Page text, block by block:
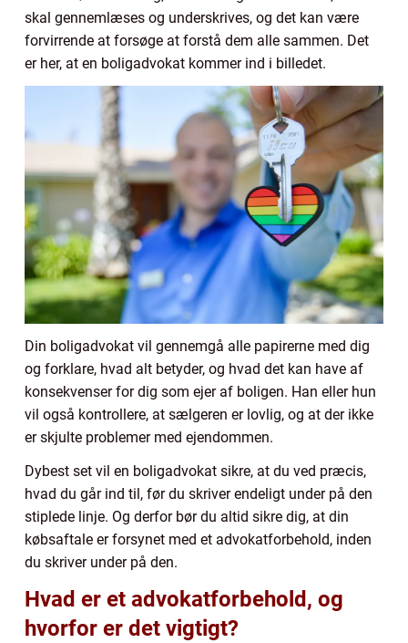
skal gennemlæses og underskrives, og det kan være
forvirrende at forsøge at forstå dem alle sammen. Det
er her, at en boligadvokat kommer ind i billedet.
Din boligadvokat vil gennemgå alle papirerne med dig
og forklare, hvad alt betyder, og hvad det kan have af
konsekvenser for dig som ejer af boligen. Han eller hun
vil også kontrollere, at sælgeren er lovlig, og at der ikke
er skjulte problemer med ejendommen.
Dybest set vil en boligadvokat sikre, at du ved præcis,
hvad du går ind til, før du skriver endeligt under på den
stiplede linje. Og derfor bør du altid sikre dig, at din
købsaftale er forsynet med et advokatforbehold, inden
du skriver under på den.
Hvad er et advokatforbehold, og
hvorfor er det vigtigt?